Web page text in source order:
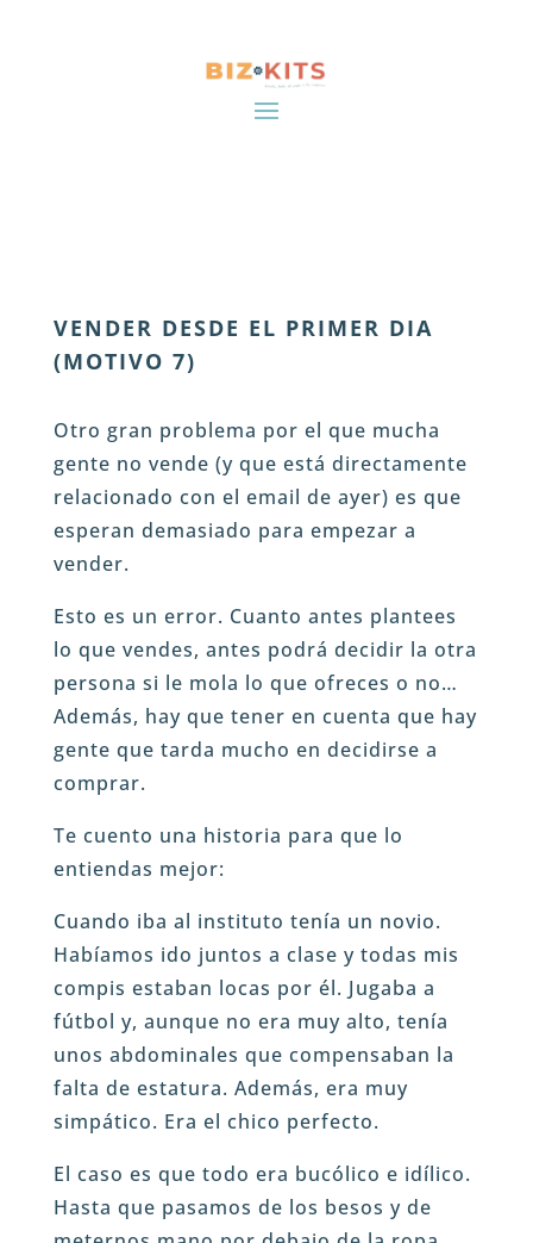
VENDER DESDE EL PRIMER DIA
(MOTIVO 7)
Otro gran problema por el que mucha
gente no vende (y que está directamente
relacionado con el email de ayer) es que
esperan demasiado para empezar a
vender.
Esto es un error. Cuanto antes plantees
lo que vendes, antes podrá decidir la otra
persona si le mola lo que ofreces o no…
Además, hay que tener en cuenta que hay
gente que tarda mucho en decidirse a
comprar.
Te cuento una historia para que lo
entiendas mejor:
Cuando iba al instituto tenía un novio.
Habíamos ido juntos a clase y todas mis
compis estaban locas por él. Jugaba a
fútbol y, aunque no era muy alto, tenía
unos abdominales que compensaban la
falta de estatura. Además, era muy
simpático. Era el chico perfecto.
El caso es que todo era bucólico e idílico.
Hasta que pasamos de los besos y de